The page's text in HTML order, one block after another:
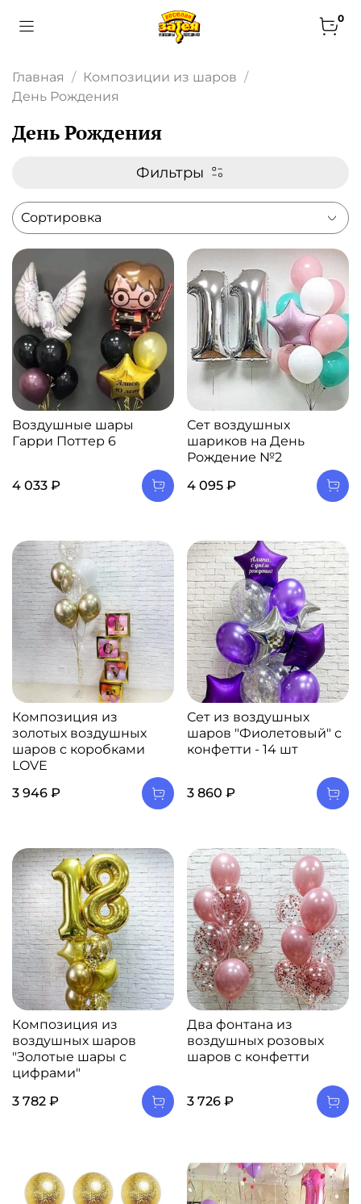
0
Главная
Композиции из шаров
День Рождения
День Рождения
Фильтры
Воздушные шары
Гарри Поттер 6
4 033 ₽
Сет воздушных
шариков на День
Рождение №2
4 095 ₽
Композиция из
золотых воздушных
шаров с коробками
LOVE
3 946 ₽
Сет из воздушных
шаров "Фиолетовый" с
конфетти - 14 шт
3 860 ₽
Композиция из
воздушных шаров
"Золотые шары с
цифрами"
3 782 ₽
Два фонтана из
воздушных розовых
шаров с конфетти
3 726 ₽